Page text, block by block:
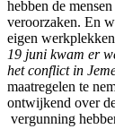
hebben de
veroorzaken. En
eigen
19 juni kwam er
het conflict in
maatregelen te
ontwijkend over
vergunning